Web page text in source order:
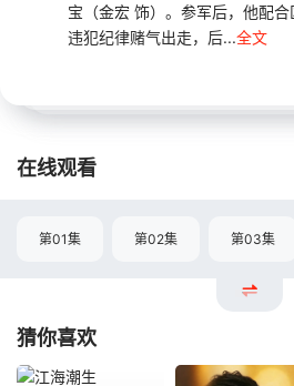
宝（金宏 饰）。参军后，他配合
违犯纪律赌气出走，后...全文
在线观看
第01集 第02集 第03集
猜你喜欢